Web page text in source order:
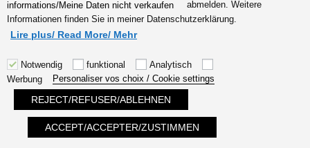
Sie wollen spirituelles erwachen erfolgreich überstehen,
informations/Meine Daten nicht verkaufen
abmelden. Weitere
Informationen finden Sie in meiner Datenschutzerklärung.
Lire plus/ Read More/ Mehr
Notwendig funktional
Analytisch
Werbung
Personaliser vos choix / Cookie settings
REJECT/REFUSER/ABLEHNEN
ACCEPT/ACCEPTER/ZUSTIMMEN